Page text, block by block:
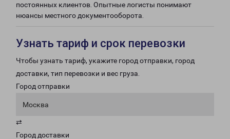
постоянных клиентов. Опытные логисты понимают
нюансы местного документооборота.
Узнать тариф и срок перевозки
Чтобы узнать тариф, укажите город отправки, город
доставки, тип перевозки и вес груза.
Город отправки
Москва
⇄
Город доставки